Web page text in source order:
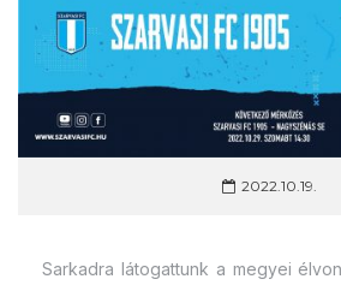
2022.10.19.
Sarkadra látogattunk a megyei